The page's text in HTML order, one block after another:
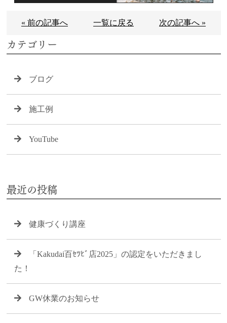
« 前の記事へ 一覧に戻る 次の記事へ »
カテゴリー
ブログ
施工例
YouTube
最近の投稿
健康づくり講座
「Kakudai百ｾﾂﾋﾞ店2025」の認定をいただきまし
た！
GW休業のお知らせ